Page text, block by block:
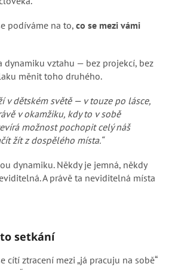
podíváme na to, co se mezi vámi
dynamiku vztahu — bez projekcí, bez
měnit toho druhého.
v dětském světě — v touze po lásce,
v okamžiku, kdy to v sobě
možnost pochopit celý náš
žít z dospělého místa.“
dynamiku. Někdy je jemná, někdy
A právě ta neviditelná místa
setkání
cítí ztracení mezi „já pracuju na sobě“